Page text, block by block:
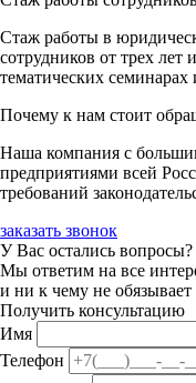
Стаж работы в
сотрудников от трех
тематических
Почему к нам стоит
Наша компания с
предприятиями всей
требований
заказать звонок
У Вас остались вопросы?
Мы ответим на все
и ни к чему не обязывает
Получить консультацию
Имя
Телефон